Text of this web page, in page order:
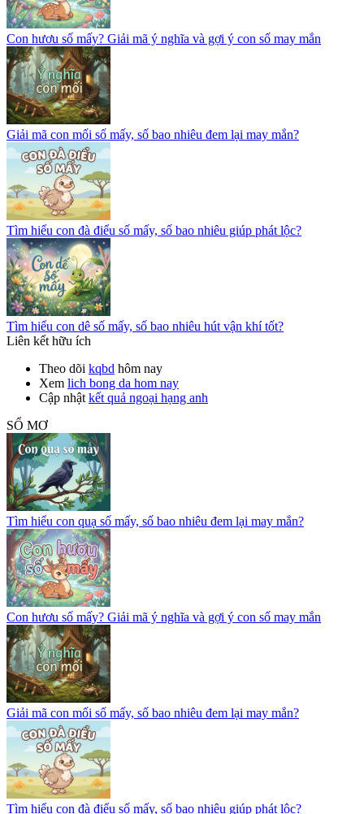
Con hươu số mấy? Giải mã ý nghĩa và gợi ý con số may mắn
Giải mã con mối số mấy, số bao nhiêu đem lại may mắn?
Tìm hiểu con đà điểu số mấy, số bao nhiêu giúp phát lộc?
Tìm hiểu con dê số mấy, số bao nhiêu hút vận khí tốt?
Liên kết hữu ích
Theo dõi kqbd hôm nay
Xem lich bong da hom nay
Cập nhật kết quả ngoại hạng anh
SỔ MƠ
Tìm hiểu con quạ số mấy, số bao nhiêu đem lại may mắn?
Con hươu số mấy? Giải mã ý nghĩa và gợi ý con số may mắn
Giải mã con mối số mấy, số bao nhiêu đem lại may mắn?
Tìm hiểu con đà điểu số mấy, số bao nhiêu giúp phát lộc?